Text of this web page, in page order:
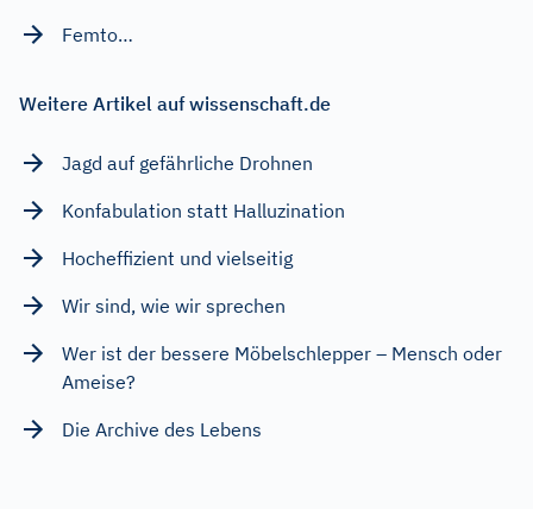
Femto…
Weitere Artikel auf wissenschaft.de
Jagd auf gefährliche Drohnen
Konfabulation statt Halluzination
Hocheffizient und vielseitig
Wir sind, wie wir sprechen
Wer ist der bessere Möbelschlepper – Mensch oder
Ameise?
Die Archive des Lebens